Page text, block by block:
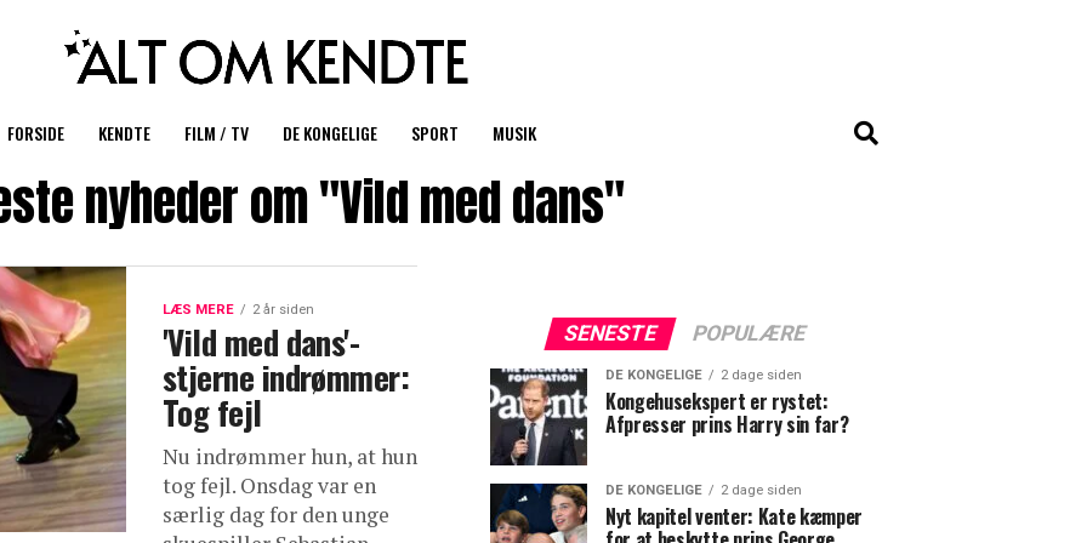
FORSIDE KENDTE FILM / TV DE KONGELIGE SPORT MUSIK
nyheder om "Vild med dans"
LÆS MERE 2 år siden
'Vild med dans'-
stjerne indrømmer:
Tog fejl
Nu indrømmer hun, at hun
tog fejl. Onsdag var en
særlig dag for den unge
SENESTE POPULÆRE
DE KONGELIGE 2 dage siden
Kongehusekspert er rystet:
Afpresser prins Harry sin far?
DE KONGELIGE 2 dage siden
Nyt kapitel venter: Kate kæmper